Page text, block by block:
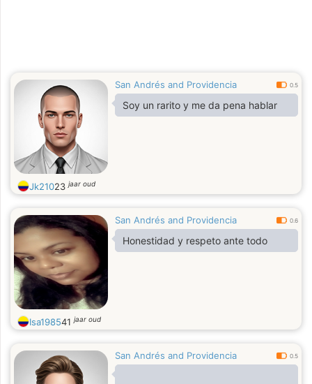
San Andrés and Providencia 0.5
Soy un rarito y me da pena hablar
Jk21023jaar oud
San Andrés and Providencia 0.6
Honestidad y respeto ante todo
Isa198541jaar oud
San Andrés and Providencia 0.5